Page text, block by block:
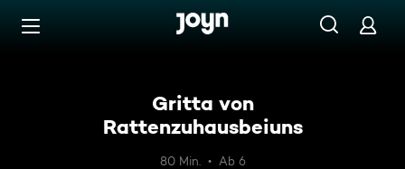
Zum Inhalt springen
Gritta von
Rattenzuhausbeiuns
80 Min. Ab 6